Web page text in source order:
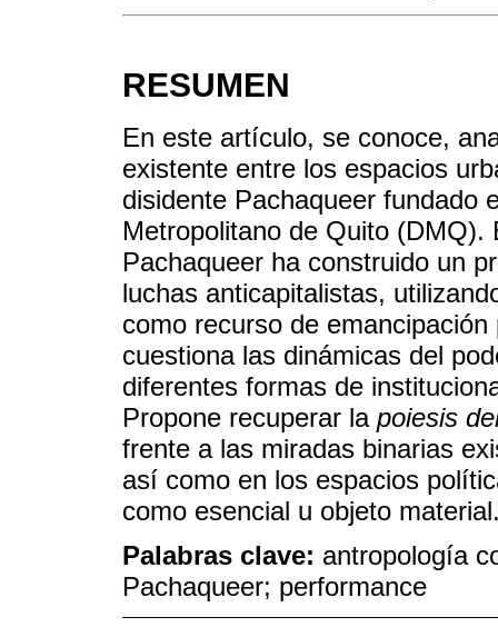
RESUMEN
En este artículo, se conoce,
existente entre los espacios
disidente Pachaqueer fundado
Metropolitano de Quito
Pachaqueer ha construido un
luchas anticapitalistas,
como recurso de
cuestiona las dinámicas del
diferentes formas de
Propone recuperar la poiesis
frente a las miradas binarias
así como en los espacios
como esencial u objeto
Palabras clave: antropología
Pachaqueer; performance